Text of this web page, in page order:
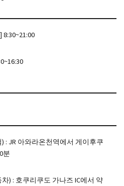
8:30~21:00
: JR 아와라온천역에서 게이후쿠
분
) : 호쿠리쿠도 가나즈 IC에서 약